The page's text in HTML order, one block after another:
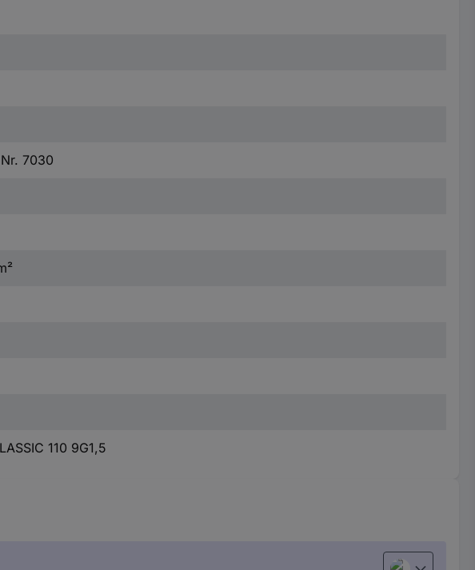
7030
110 9G1,5